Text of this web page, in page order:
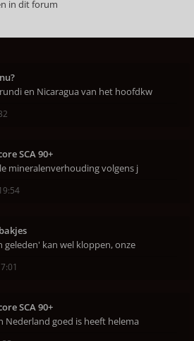
in dit forum
en Nicaragua van het hoofdkw
SCA 90+
mineralenverhouding volgens j
geleden' kan wel kloppen, onze
SCA 90+
Nederland goed is heeft helema